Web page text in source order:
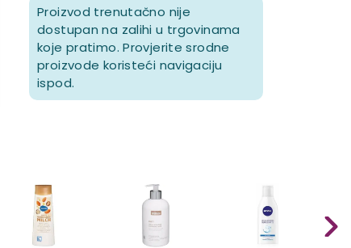
Proizvod trenutačno nije
dostupan na zalihi u trgovinama
koje pratimo. Provjerite srodne
proizvode koristeći navigaciju
ispod.